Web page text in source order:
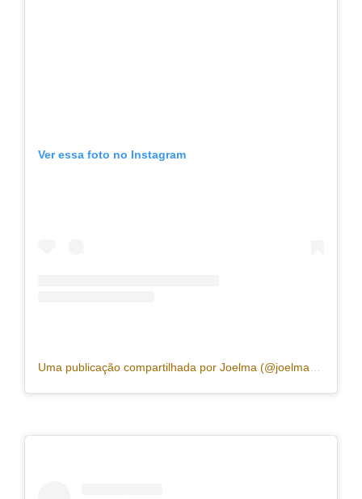
Ver essa foto no Instagram